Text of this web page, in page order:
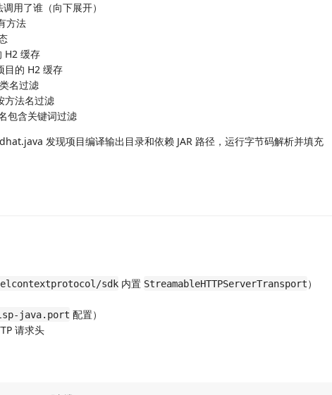
用了谁（向下展开）
方法
H2 缓存
的 H2 缓存
名过滤
法名过滤
包含关键词过滤
发现项目编译输出目录和依赖 JAR 路径，运行字节码解析并填充
sdk 内置 StreamableHTTPServerTransport）
java.port 配置）
请求头